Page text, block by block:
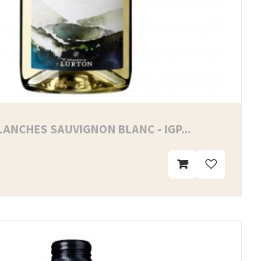
SAUVIGNON BLANC - IGP...